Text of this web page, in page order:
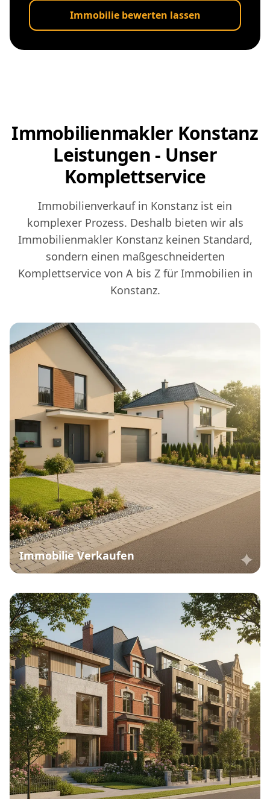
Immobilie bewerten lassen
Immobilienmakler Konstanz
Leistungen - Unser
Komplettservice
Immobilienverkauf in Konstanz ist ein
komplexer Prozess. Deshalb bieten wir als
Immobilienmakler Konstanz keinen Standard,
sondern einen maßgeschneiderten
Komplettservice von A bis Z für Immobilien in
Konstanz.
Immobilie Verkaufen